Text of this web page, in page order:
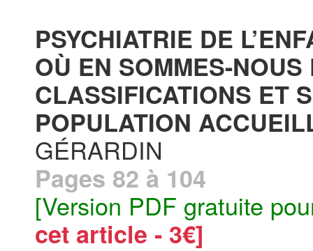
PSYCHIATRIE DE
OÙ EN SOMMES-
CLASSIFICATIONS ET
POPULATION
GÉRARDIN
Pages 82 à 104
[Version PDF gratuite
cet article - 3€]